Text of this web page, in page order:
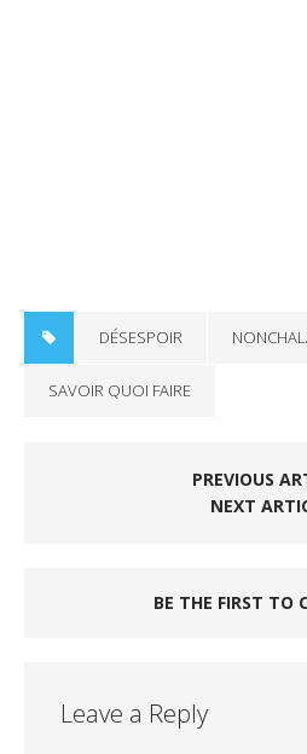
DÉSESPOIR
SAVOIR QUOI FAIRE
PREVIOUS
NEXT
BE THE FIRST TO
Leave a Reply